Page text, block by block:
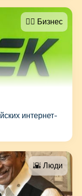
🤵‍♂️ Бизнес
интернет-
🌇 Люди